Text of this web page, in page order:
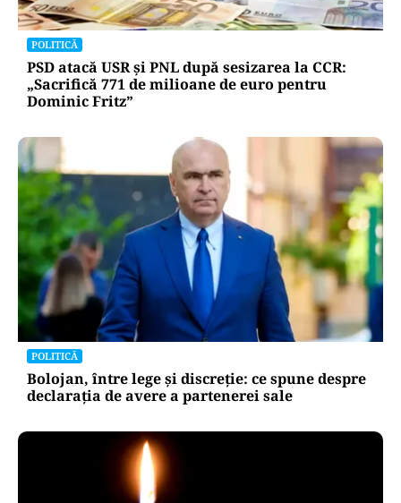
POLITICĂ
PSD atacă USR și PNL după sesizarea la CCR:
„Sacrifică 771 de milioane de euro pentru
Dominic Fritz”
POLITICĂ
Bolojan, între lege și discreție: ce spune despre
declarația de avere a partenerei sale